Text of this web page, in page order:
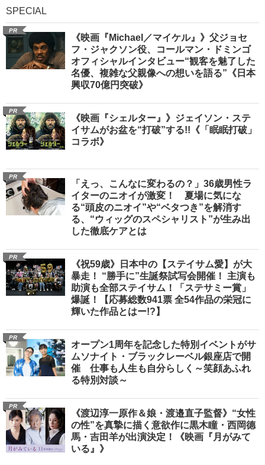
SPECIAL
PR
《映画『Michael／マイケル』》父ジョセ
フ・ジャクソン役、コールマン・ドミンゴ
オフィシャルインタビュー“観客を魅了した
名優、複雑な父親像への想いを語る”《日本
興収70億円突破》
PR
《映画『シェルター』》ジェイソン・ステ
イサムがお盆を“打破”する!!《「眠眠打破」
コラボ》
PR
「えっ、こんなに変わるの？」36歳男性ラ
イターのニオイが激変！ 夏場に気にな
る“頭皮のニオイ”や“ベタつき”を解消す
る、“ウィッグのスペシャリスト”が生み出
した徹底ケアとは
PR
《祝59歳》日本中の【ステイサム愛】が大
暴走！ “勝手に”生誕祭試写会開催！ 主演も
助演も全部ステイサム！「ステサミー賞」
爆誕！【応募総数941票 全54作品の栄冠に
輝いた作品とはー!?】
PR
オープン1周年を記念した特別イベントがサ
ムソナイト・ブラックレーベル銀座店で開
催 仕事も人生も自分らしく～笑顔あふれ
る特別対談～
PR
《渡辺淳一原作＆娘・渡邉直子監督》“女性
の性”を真摯に描く意欲作に黒木瞳・西岡德
馬・吉田羊が出演決定！《映画『月がみて
いる』》